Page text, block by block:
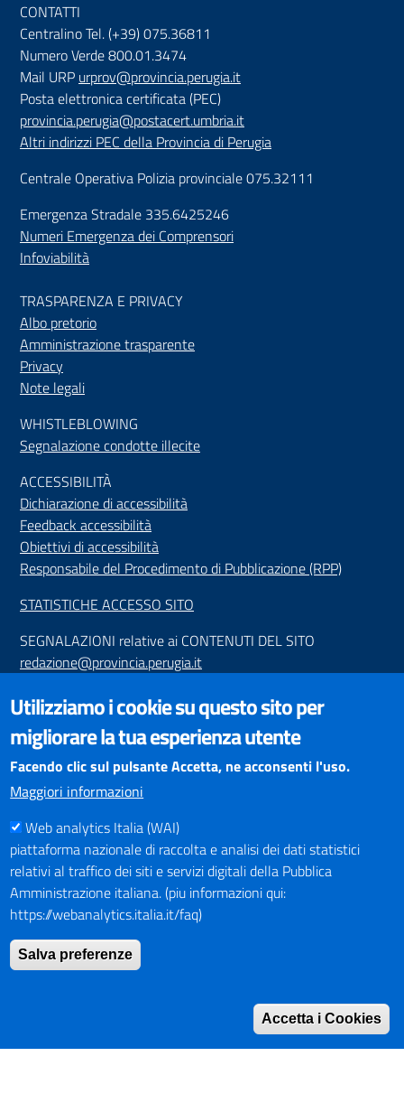
CONTATTI
Centralino Tel. (+39) 075.36811
Numero Verde 800.01.3474
Mail URP urprov@provincia.perugia.it
Posta elettronica certificata (PEC)
provincia.perugia@postacert.umbria.it
Altri indirizzi PEC della Provincia di Perugia
Centrale Operativa Polizia provinciale 075.32111
Emergenza Stradale 335.6425246
Numeri Emergenza dei Comprensori
Infoviabilità
TRASPARENZA E PRIVACY
Albo pretorio
Amministrazione trasparente
Privacy
Note legali
WHISTLEBLOWING
Segnalazione condotte illecite
ACCESSIBILITÀ
Dichiarazione di accessibilità
Feedback accessibilità
Obiettivi di accessibilità
Responsabile del Procedimento di Pubblicazione (RPP)
STATISTICHE ACCESSO SITO
SEGNALAZIONI relative ai CONTENUTI DEL SITO
redazione@provincia.perugia.it
VISUALIZZAZIONE CONTENUTI
Il sito internet della Provincia di Perugia è ottimizzato per
essere visualizzato dai principali browser aggiornati. L'uso di
browser non aggiornati può creare problemi di visualizzazione
dei contenuti.
PAGAMENTI
SOCIAL NETWORKS
Pagina Facebook
Profilo Instagram
PNRR (Piano Nazionale di Ripresa e Resilienza)
Utilizziamo i cookie su questo sito per
migliorare la tua esperienza utente
Facendo clic sul pulsante Accetta, ne acconsenti l'uso.
Maggiori informazioni
Web analytics Italia (WAI)
piattaforma nazionale di raccolta e analisi dei dati statistici
relativi al traffico dei siti e servizi digitali della Pubblica
Amministrazione italiana. (piu informazioni qui:
https://webanalytics.italia.it/faq)
Salva preferenze
Accetta i Cookies